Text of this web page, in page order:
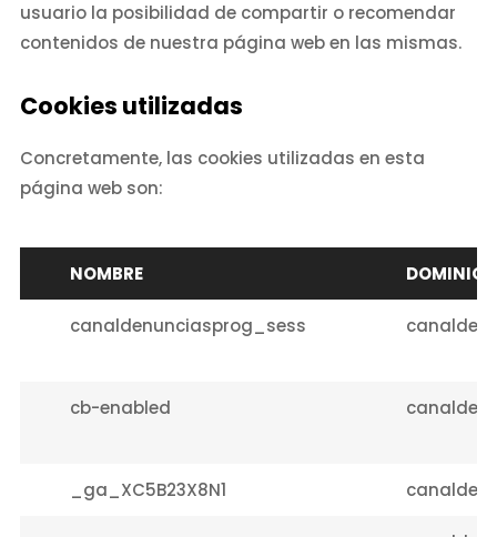
usuario la posibilidad de compartir o recomendar
contenidos de nuestra página web en las mismas.
Cookies utilizadas
Concretamente, las cookies utilizadas en esta
página web son:
NOMBRE DOMINIO
canaldenunciasprog_sess
cb-enabled
_ga_XC5B23X8N1